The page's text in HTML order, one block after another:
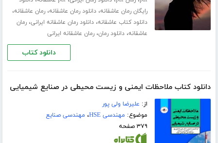
رایگان رمان عاشقانه،دانلود رمان عاشقانه،رمان عاشقانه،
دانلود کتاب عاشقانه،دانلود رمان عاشقانه ایرانی،رمان
عاشقانه،دانلود رمان،رمان عاشقانه ایرانی
دانلود کتاب
دانلود کتاب ملاحظات ایمنی و زیست محیطی در صنایع شیمیایی
از: علیرضا ولی پور
موضوع: مهندسی HSE ، مهندسی صنایع
۳۷۹ صفحه